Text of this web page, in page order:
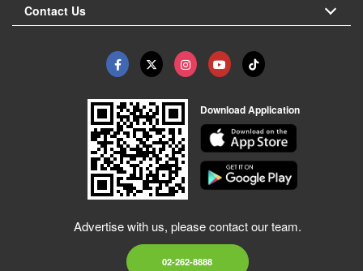
Contact Us
Download Application
Advertise with us, please contact our team.
02-262-8888